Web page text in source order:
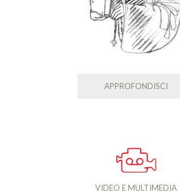
APPROFONDISCI
VIDEO E MULTIMEDIA